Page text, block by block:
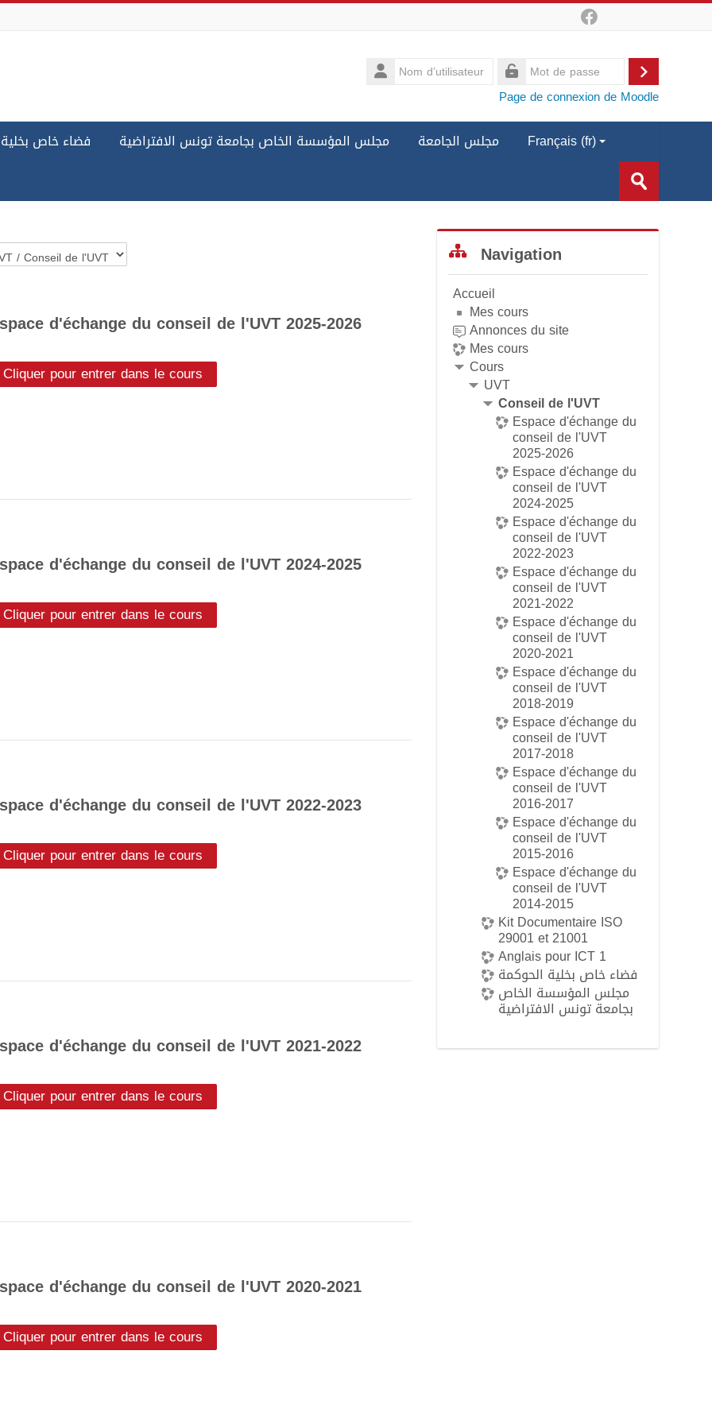
Nom
d’utilisateur
passe
Connexion
Page de connexion de Moodle
فضاء خاص مجلس المؤسسة الخاص بجامعة تونس الافتراضية مجلس الجامعة Français ‎(fr)‎
cours Envoyer
de cours
d'échange du conseil de l'UVT 2025-2026
Cliquer pour entrer dans le cours
d'échange du conseil de l'UVT 2024-2025
Cliquer pour entrer dans le cours
d'échange du conseil de l'UVT 2022-2023
Cliquer pour entrer dans le cours
d'échange du conseil de l'UVT 2021-2022
Cliquer pour entrer dans le cours
d'échange du conseil de l'UVT 2020-2021
Cliquer pour entrer dans le cours
Blocs
Passer Navigation
Navigation
Accueil
Mes cours
Annonces du site
Mes cours
Cours
UVT
Conseil de l'UVT
Espace d'échange du
conseil de l'UVT
2025-2026
Espace d'échange du
conseil de l'UVT
2024-2025
Espace d'échange du
conseil de l'UVT
2022-2023
Espace d'échange du
conseil de l'UVT
2021-2022
Espace d'échange du
conseil de l'UVT
2020-2021
Espace d'échange du
conseil de l'UVT
2018-2019
Espace d'échange du
conseil de l'UVT
2017-2018
Espace d'échange du
conseil de l'UVT
2016-2017
Espace d'échange du
conseil de l'UVT
2015-2016
Espace d'échange du
conseil de l'UVT
2014-2015
Kit Documentaire ISO
29001 et 21001
Anglais pour ICT 1
فضاء خاص بخلية الحوكمة
مجلس المؤسسة الخاص
بجامعة تونس الافتراضية